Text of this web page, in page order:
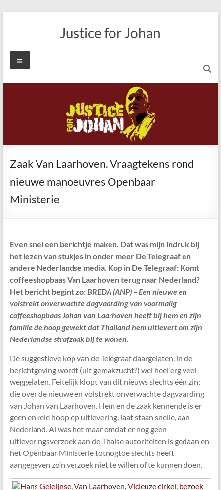
Justice for Johan
Menu
Zaak Van Laarhoven. Vraagtekens rond
nieuwe manoeuvres Openbaar
Ministerie
Even snel een berichtje maken. Dat was mijn indruk bij
het lezen van stukjes in onder meer De Telegraaf en
andere Nederlandse media. Kop in De Telegraaf: Komt
coffeeshopbaas Van Laarhoven terug naar Nederland?
Het bericht begint zo:BREDA (ANP) – Een nieuwe en
volstrekt onverwachte dagvaarding van voormalig
coffeeshopbaas Johan van Laarhoven heeft bij hem en zijn
familie de hoop gewekt dat Thailand hem uitlevert om zijn
Nederlandse strafzaak bij te wonen.
De suggestieve kop van de Telegraaf daargelaten, in de
berichtgeving wordt (uit gemakzucht?) wel heel erg veel
weggelaten. Feitelijk klopt van dit nieuws slechts één zin:
die over de nieuwe en volstrekt onverwachte dagvaarding
van Johan van Laarhoven. Hem en de zaak kennende is er
geen enkele hoop op uitlevering, laat staan snelle, aan
Nederland. Al was het maar omdat er nog geen
uitleveringsverzoek aan de Thaise autoriteiten is gedaan en
het Openbaar Ministerie totnogtoe slechts heeft
aangegeven zo’n verzoek niet te willen of te kunnen doen.